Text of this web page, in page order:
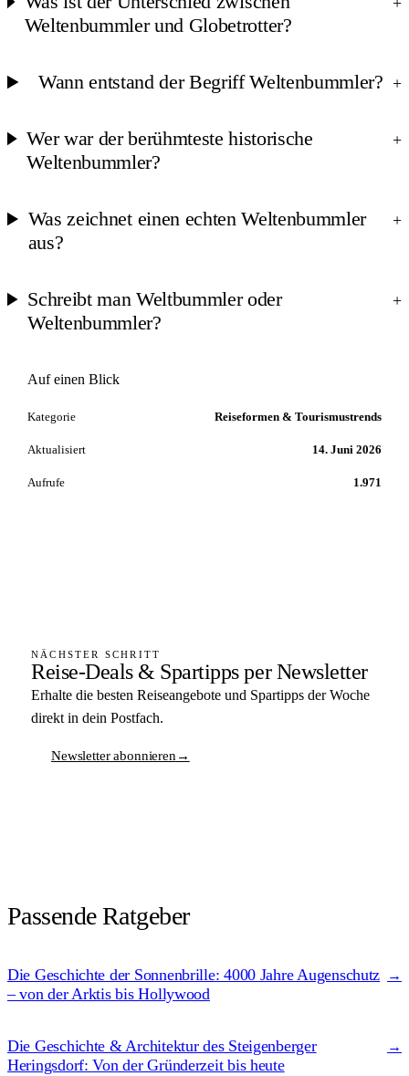
Weltenbummler und Globetrotter?
Wann entstand der Begriff Weltenbummler? +
Wer war der berühmteste historische
Weltenbummler?
+
Was zeichnet einen echten Weltenbummler
aus?
+
Schreibt man Weltbummler oder
Weltenbummler?
+
Auf einen Blick
Kategorie Reiseformen & Tourismustrends
Aktualisiert 14. Juni 2026
Aufrufe 1.971
NÄCHSTER SCHRITT
Reise-Deals & Spartipps per Newsletter
Erhalte die besten Reiseangebote und Spartipps der Woche
direkt in dein Postfach.
Newsletter abonnieren→
Passende Ratgeber
Die Geschichte der Sonnenbrille: 4000 Jahre Augenschutz
– von der Arktis bis Hollywood
→
Die Geschichte & Architektur des Steigenberger
Heringsdorf: Von der Gründerzeit bis heute
→